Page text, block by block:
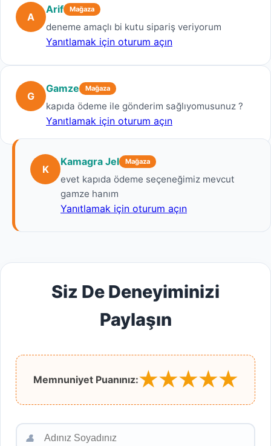
A
Arif Mağaza
deneme amaçlı bi kutu sipariş veriyorum
Yanıtlamak için oturum açın
G
Gamze Mağaza
kapıda ödeme ile gönderim sağlıyomusunuz ?
Yanıtlamak için oturum açın
K
Kamagra Jel Mağaza
evet kapıda ödeme seçeneğimiz mevcut
gamze hanım
Yanıtlamak için oturum açın
Siz De Deneyiminizi
Paylaşın
Memnuniyet Puanınız: ★
★
★
★
★
👤